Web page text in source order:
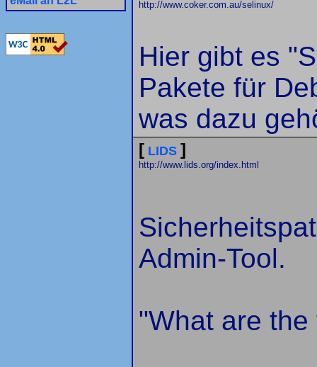
http://www.coker.com.au/selinux/
Hier gibt es
Pakete für
was dazu
[ LIDS ]
http://www.lids.org/index.html
Admin-Tool.
"What are